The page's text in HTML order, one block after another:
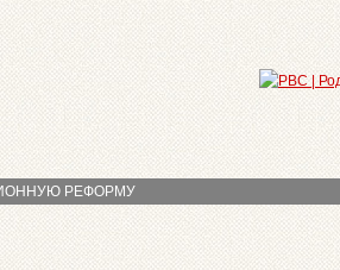
РЕФОРМУ